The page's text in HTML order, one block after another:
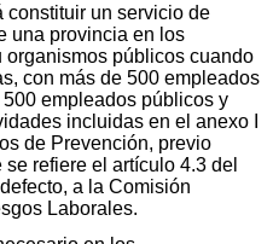
constituir un servicio de
una provincia en los
organismos públicos cuando
con más de 500 empleados
empleados públicos y
incluidas en el anexo I
de Prevención, previo
refiere el artículo 4.3 del
a la Comisión
Laborales.